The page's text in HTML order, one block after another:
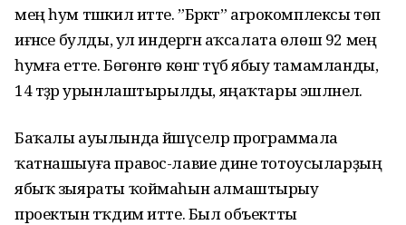
мең һум тәшкил итте. ”Бәрәкәт” агрокомплексы төп
иғәнәсе булды, ул индергән аҡсалата өлөш 92 мең
һумға етте. Бөгөнгө көнгә түбә ябыу тамамланды,
14 тәҙрә урынлаштырылды, яңаҡтары эшләнелә.
Баҡалы ауылында йәшәүселәр программала
ҡатнашыуға правос-лавие дине тотоусыларҙың
ябыҡ зыяраты ҡоймаһын алмаштырыу
проектын тәҡдим итте. Был объектты